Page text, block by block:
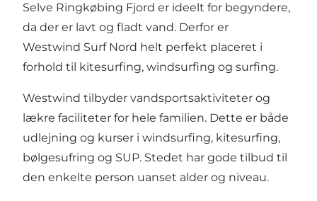
Selve Ringkøbing Fjord er ideelt for begyndere,
da der er lavt og fladt vand. Derfor er
Westwind Surf Nord helt perfekt placeret i
forhold til kitesurfing, windsurfing og surfing.
Westwind tilbyder vandsportsaktiviteter og
lækre faciliteter for hele familien. Dette er både
udlejning og kurser i windsurfing, kitesurfing,
bølgesufring og SUP. Stedet har gode tilbud til
den enkelte person uanset alder og niveau.